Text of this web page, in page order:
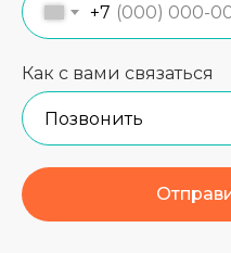
+7
Как с вами связаться